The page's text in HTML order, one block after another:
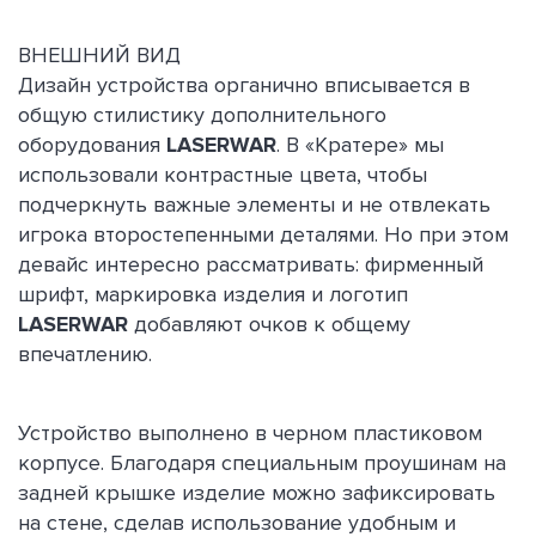
ВНЕШНИЙ ВИД
Дизайн устройства органично вписывается в
общую стилистику дополнительного
оборудования LASERWAR. В «Кратере» мы
использовали контрастные цвета, чтобы
подчеркнуть важные элементы и не отвлекать
игрока второстепенными деталями. Но при этом
девайс интересно рассматривать: фирменный
шрифт, маркировка изделия и логотип
LASERWAR добавляют очков к общему
впечатлению.
Устройство выполнено в черном пластиковом
корпусе. Благодаря специальным проушинам на
задней крышке изделие можно зафиксировать
на стене, сделав использование удобным и